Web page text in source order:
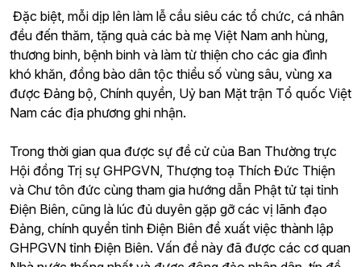
Đặc biệt, mỗi dịp lên làm lễ cầu siêu các tổ chức, cá nhân
đều đến thăm, tặng quà các bà mẹ Việt Nam anh hùng,
thương binh, bệnh binh và làm từ thiện cho các gia đình
khó khăn, đồng bào dân tộc thiểu số vùng sâu, vùng xa
được Đảng bộ, Chính quyền, Uỷ ban Mặt trận Tổ quốc Việt
Nam các địa phương ghi nhận.
Trong thời gian qua được sự đề cử của Ban Thường trực
Hội đồng Trị sự GHPGVN, Thượng toạ Thích Đức Thiện
và Chư tôn đức cùng tham gia hướng dẫn Phật tử tại tỉnh
Điện Biên, cũng là lúc đủ duyên gặp gỡ các vị lãnh đạo
Đảng, chính quyền tỉnh Điện Biên đề xuất việc thành lập
GHPGVN tỉnh Điện Biên. Vấn đề này đã được các cơ quan